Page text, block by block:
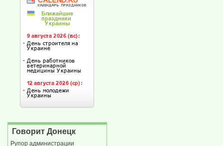
Говорит Донецк
Рупор администрации